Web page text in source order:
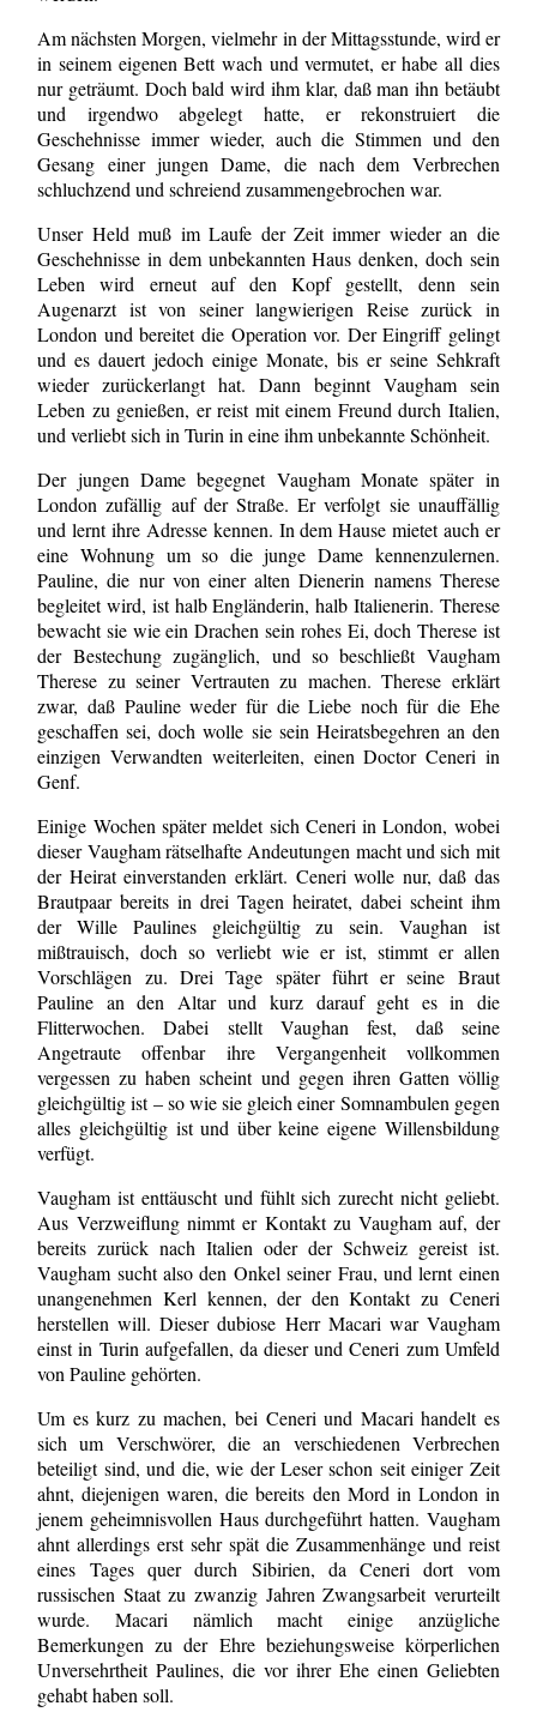
Am nächsten Morgen, vielmehr in der Mittagsstunde, wird er
in seinem eigenen Bett wach und vermutet, er habe all dies
nur geträumt. Doch bald wird ihm klar, daß man ihn betäubt
und irgendwo abgelegt hatte, er rekonstruiert die
Geschehnisse immer wieder, auch die Stimmen und den
Gesang einer jungen Dame, die nach dem Verbrechen
schluchzend und schreiend zusammengebrochen war.
Unser Held muß im Laufe der Zeit immer wieder an die
Geschehnisse in dem unbekannten Haus denken, doch sein
Leben wird erneut auf den Kopf gestellt, denn sein
Augenarzt ist von seiner langwierigen Reise zurück in
London und bereitet die Operation vor. Der Eingriff gelingt
und es dauert jedoch einige Monate, bis er seine Sehkraft
wieder zurückerlangt hat. Dann beginnt Vaugham sein
Leben zu genießen, er reist mit einem Freund durch Italien,
und verliebt sich in Turin in eine ihm unbekannte Schönheit.
Der jungen Dame begegnet Vaugham Monate später in
London zufällig auf der Straße. Er verfolgt sie unauffällig
und lernt ihre Adresse kennen. In dem Hause mietet auch er
eine Wohnung um so die junge Dame kennenzulernen.
Pauline, die nur von einer alten Dienerin namens Therese
begleitet wird, ist halb Engländerin, halb Italienerin. Therese
bewacht sie wie ein Drachen sein rohes Ei, doch Therese ist
der Bestechung zugänglich, und so beschließt Vaugham
Therese zu seiner Vertrauten zu machen. Therese erklärt
zwar, daß Pauline weder für die Liebe noch für die Ehe
geschaffen sei, doch wolle sie sein Heiratsbegehren an den
einzigen Verwandten weiterleiten, einen Doctor Ceneri in
Genf.
Einige Wochen später meldet sich Ceneri in London, wobei
dieser Vaugham rätselhafte Andeutungen macht und sich mit
der Heirat einverstanden erklärt. Ceneri wolle nur, daß das
Brautpaar bereits in drei Tagen heiratet, dabei scheint ihm
der Wille Paulines gleichgültig zu sein. Vaughan ist
mißtrauisch, doch so verliebt wie er ist, stimmt er allen
Vorschlägen zu. Drei Tage später führt er seine Braut
Pauline an den Altar und kurz darauf geht es in die
Flitterwochen. Dabei stellt Vaughan fest, daß seine
Angetraute offenbar ihre Vergangenheit vollkommen
vergessen zu haben scheint und gegen ihren Gatten völlig
gleichgültig ist – so wie sie gleich einer Somnambulen gegen
alles gleichgültig ist und über keine eigene Willensbildung
verfügt.
Vaugham ist enttäuscht und fühlt sich zurecht nicht geliebt.
Aus Verzweiflung nimmt er Kontakt zu Vaugham auf, der
bereits zurück nach Italien oder der Schweiz gereist ist.
Vaugham sucht also den Onkel seiner Frau, und lernt einen
unangenehmen Kerl kennen, der den Kontakt zu Ceneri
herstellen will. Dieser dubiose Herr Macari war Vaugham
einst in Turin aufgefallen, da dieser und Ceneri zum Umfeld
von Pauline gehörten.
Um es kurz zu machen, bei Ceneri und Macari handelt es
sich um Verschwörer, die an verschiedenen Verbrechen
beteiligt sind, und die, wie der Leser schon seit einiger Zeit
ahnt, diejenigen waren, die bereits den Mord in London in
jenem geheimnisvollen Haus durchgeführt hatten. Vaugham
ahnt allerdings erst sehr spät die Zusammenhänge und reist
eines Tages quer durch Sibirien, da Ceneri dort vom
russischen Staat zu zwanzig Jahren Zwangsarbeit verurteilt
wurde. Macari nämlich macht einige anzügliche
Bemerkungen zu der Ehre beziehungsweise körperlichen
Unversehrtheit Paulines, die vor ihrer Ehe einen Geliebten
gehabt haben soll.